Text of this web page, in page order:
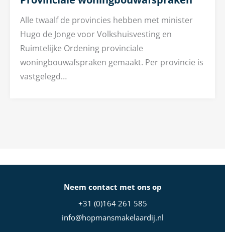
Alle twaalf de provincies hebben met minister
Hugo de Jonge voor Volkshuisvesting en
Ruimtelijke Ordening provinciale
woningbouwafspraken gemaakt. Per provincie is
vastgelegd…
Neem contact met ons op
+31 (0)164 261 585
info@hopmansmakelaardij.nl